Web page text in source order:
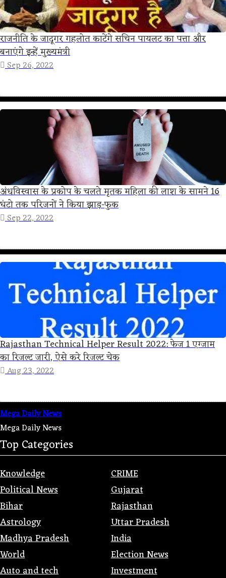
राजनीति के जादूगर गहलोत काटेंगे सचिन पायलट का पत्ता और
बनाएंगे इन्हें मुख्यमंत्री
Sep 26, 2022
अंधविस्वास के प्रकोप के चलते मृतक महिला की लाश के सामने 16
घंटो तक परिजनों ने किया झाड़-फुक
Sep 22, 2022
Rajasthan Technical Helper Result 2022: फेज 1 एग्जाम
का रिजल्ट जारी, ऐसे करे रिजल्ट चेक
Aug 23, 2022
Mega Daily News
Mega Daily News
Top Categories
Knowledge
CRIME
Political News
Gujarat
Bihar
Rajasthan
Astrology
Uttar Pradesh
Madhya Pradesh
India
World
Election News
Auto and tech
Investment